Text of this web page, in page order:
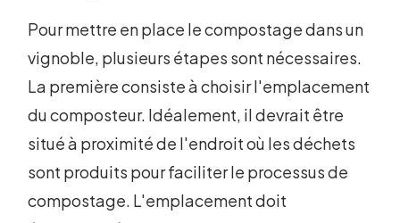
Pour mettre en place le compostage dans un
vignoble, plusieurs étapes sont nécessaires.
La première consiste à choisir l'emplacement
du composteur. Idéalement, il devrait être
situé à proximité de l'endroit où les déchets
sont produits pour faciliter le processus de
compostage. L'emplacement doit